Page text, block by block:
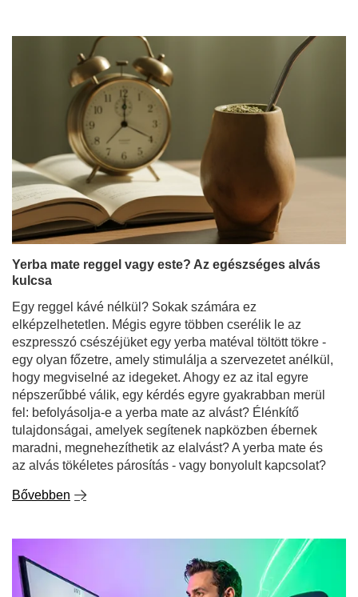
Yerba mate reggel vagy este? Az egészséges alvás
kulcsa
Egy reggel kávé nélkül? Sokak számára ez
elképzelhetetlen. Mégis egyre többen cserélik le az
eszpresszó csészéjüket egy yerba matéval töltött tökre -
egy olyan főzetre, amely stimulálja a szervezetet anélkül,
hogy megviselné az idegeket. Ahogy ez az ital egyre
népszerűbbé válik, egy kérdés egyre gyakrabban merül
fel: befolyásolja-e a yerba mate az alvást? Élénkítő
tulajdonságai, amelyek segítenek napközben ébernek
maradni, megnehezíthetik az elalvást? A yerba mate és
az alvás tökéletes párosítás - vagy bonyolult kapcsolat?
Bővebben